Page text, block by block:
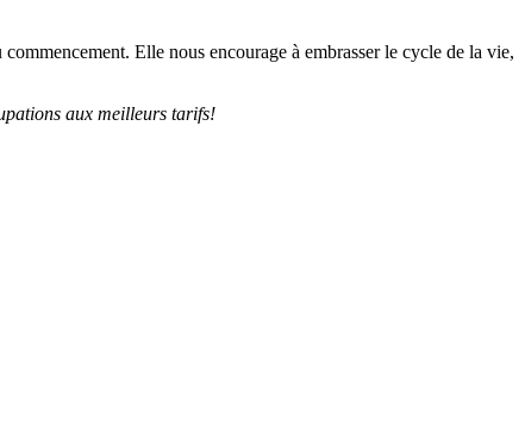
Elle nous encourage à embrasser le cycle de la vie,
aux meilleurs tarifs!